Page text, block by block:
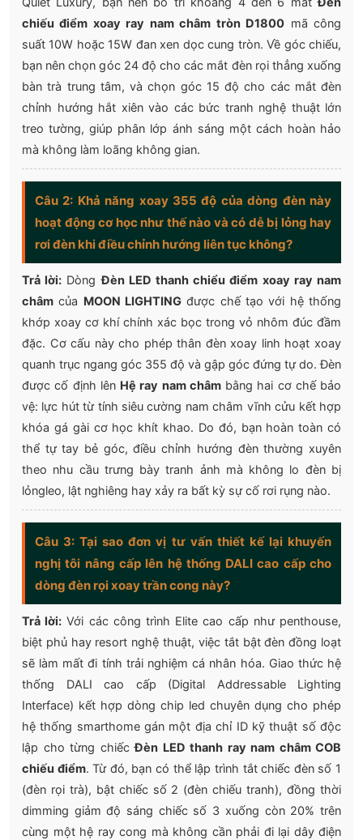
chiếu điểm xoay ray nam châm tròn D1800 mã công
suất 10W hoặc 15W đan xen dọc cung tròn. Về góc chiếu,
bạn nên chọn góc 24 độ cho các mắt đèn rọi thẳng xuống
bàn trà trung tâm, và chọn góc 15 độ cho các mắt đèn
chỉnh hướng hắt xiên vào các bức tranh nghệ thuật lớn
treo tường, giúp phân lớp ánh sáng một cách hoàn hảo
mà không làm loãng không gian.
Câu 2: Khả năng xoay 355 độ của dòng đèn này
hoạt động cơ học như thế nào và có dễ bị lỏng hay
rơi đèn khi điều chỉnh hướng liên tục không?
Trả lời: DòngĐèn LED thanh chiểu điểm xoay ray nam
châm của MOON LIGHTING được chế tạo với hệ thống
khớp xoay cơ khí chính xác bọc trong vỏ nhôm đúc đầm
đặc. Cơ cấu này cho phép thân đèn xoay linh hoạt xoay
quanh trục ngang góc 355 độ và gập góc đứng tự do. Đèn
được cố định lên Hệ ray nam châmbằng hai cơ chế bảo
vệ: lực hút từ tính siêu cường nam châm vĩnh cửu kết hợp
khóa gá gài cơ học khít khao. Do đó, bạn hoàn toàn có
thể tự tay bẻ góc, điều chỉnh hướng đèn thường xuyên
theo nhu cầu trưng bày tranh ảnh mà không lo đèn bị
lỏngleo, lật nghiêng hay xảy ra bất kỳ sự cố rơi rụng nào.
Câu 3: Tại sao đơn vị tư vấn thiết kế lại khuyến
nghị tôi nâng cấp lên hệ thống DALI cao cấp cho
dòng đèn rọi xoay trần cong này?
Trả lời: Với các công trình Elite cao cấp như penthouse,
biệt phủ hay resort nghệ thuật, việc tắt bật đèn đồng loạt
sẽ làm mất đi tính trải nghiệm cá nhân hóa. Giao thức hệ
thống DALI cao cấp (Digital Addressable Lighting
Interface) kết hợp dòng chip led chuyên dụng cho phép
hệ thống smarthome gán một địa chỉ ID kỹ thuật số độc
lập cho từng chiếcĐèn LED thanh ray nam châm COB
chiếu điểm. Từ đó, bạn có thể lập trình tắt chiếc đèn số 1
(đèn rọi trà), bật chiếc số 2 (đèn chiếu tranh), đồng thời
dimming giảm độ sáng chiếc số 3 xuống còn 20% trên
cùng một hệ ray cong mà không cần phải đi lại dây điện